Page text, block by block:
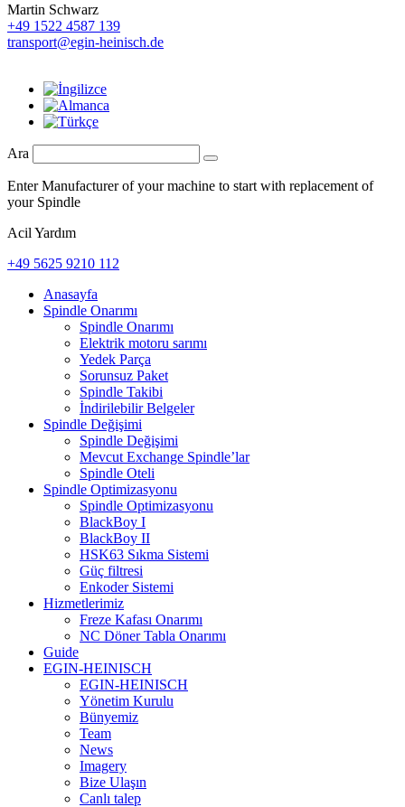
Martin Schwarz
+49 1522 4587 139
transport@egin-heinisch.de
Ara
Enter Manufacturer of your machine to start with replacement of
your Spindle
Acil Yardım
+49 5625 9210 112
Anasayfa
Spindle Onarımı
Spindle Onarımı
Elektrik motoru sarımı
Yedek Parça
Sorunsuz Paket
Spindle Takibi
İndirilebilir Belgeler
Spindle Değişimi
Spindle Değişimi
Mevcut Exchange Spindle’lar
Spindle Oteli
Spindle Optimizasyonu
Spindle Optimizasyonu
BlackBoy I
BlackBoy II
HSK63 Sıkma Sistemi
Güç filtresi
Enkoder Sistemi
Hizmetlerimiz
Freze Kafası Onarımı
NC Döner Tabla Onarımı
Guide
EGIN-HEINISCH
EGIN-HEINISCH
Yönetim Kurulu
Bünyemiz
Team
News
Imagery
Bize Ulaşın
Canlı talep